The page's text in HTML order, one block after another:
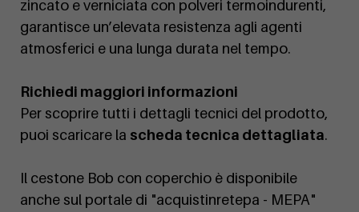
zincato e verniciata con polveri termoindurenti,
garantisce un’elevata resistenza agli agenti
atmosferici e una lunga durata nel tempo.
Richiedi maggiori informazioni
Per scoprire tutti i dettagli tecnici del prodotto,
puoi scaricare la scheda tecnica dettagliata.
Il cestone Bob con coperchio è disponibile
anche sul portale di "acquistinretepa - MEPA"